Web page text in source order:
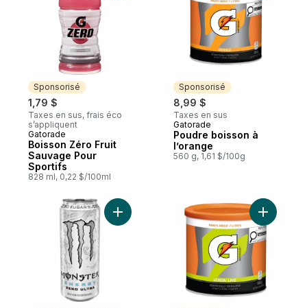
Sponsorisé
1,79 $
Taxes en sus, frais éco
s’appliquent
Sponsorisé
Gatorade
Boisson Zéro Fruit
Sauvage Pour
Sportifs
828 ml, 0,22 $/100ml
Sponsorisé
8,99 $
Taxes en sus
Sponsorisé
Gatorade
Poudre boisson à
l’orange
560 g, 1,61 $/100g
Ajouter Zéro Ultra au panier Ajouter